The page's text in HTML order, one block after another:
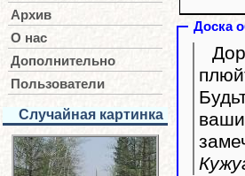
Архив
О нас
Дополнительно
Пользователи
Случайная картинка
Доска